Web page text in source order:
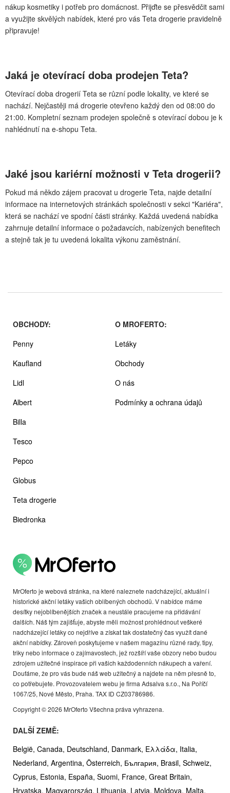
nákup kosmetiky i potřeb pro domácnost. Přijďte se přesvědčit sami
a využijte skvělých nabídek, které pro vás Teta drogerie pravidelně
připravuje!
Jaká je otevírací doba prodejen Teta?
Otevírací doba drogerií Teta se různí podle lokality, ve které se
nachází. Nejčastěji má drogerie otevřeno každý den od 08:00 do
21:00. Kompletní seznam prodejen společně s otevírací dobou je k
nahlédnutí na e-shopu Teta.
Jaké jsou kariérní možnosti v Teta drogerii?
Pokud má někdo zájem pracovat u drogerie Teta, najde detailní
informace na internetových stránkách společnosti v sekci "Kariéra",
která se nachází ve spodní části stránky. Každá uvedená nabídka
zahrnuje detailní informace o požadavcích, nabízených benefitech
a stejně tak je tu uvedená lokalita výkonu zaměstnání.
MrOferto je webová stránka, na které naleznete nadcházející, aktuální i
historické akční letáky vašich oblíbených obchodů. V nabídce máme
desítky nejoblíbenějších značek a neustále pracujeme na přidávání
dalších. Náš tým zajišťuje, abyste měli možnost prohlédnout veškeré
nadcházející letáky co nejdříve a získat tak dostatečný čas využít dané
akční nabídky. Zároveň poskytujeme v našem magazínu různé rady, tipy,
triky nebo informace o zajímavostech, jež rozšíří vaše obzory nebo budou
zdrojem užitečné inspirace při vašich každodenních nákupech a vaření.
Doufáme, že pro vás bude náš web užitečný a najdete na něm přesně to,
co potřebujete. Provozovatelem webu je firma Adsalva s.r.o., Na Poříčí
1067/25, Nové Město, Praha. TAX ID CZ03786986.
Copyright © 2026 MrOferto Všechna práva vyhrazena.
OBCHODY:
Penny
Kaufland
Lidl
Albert
Billa
Tesco
Pepco
Globus
Teta drogerie
Biedronka
O MROFERTO:
Letáky
Obchody
O nás
Podmínky a ochrana údajů
DALŠÍ ZEMĚ:
België, Canada, Deutschland, Danmark, Ελλάδα, Italia,
Nederland, Argentina, Österreich, България, Brasil, Schweiz,
Cyprus, Estonia, España, Suomi, France, Great Britain,
Hrvatska, Magyarország, Lithuania, Latvia, Moldova, Malta,